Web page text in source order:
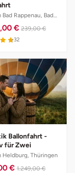
Rappenau, Baden-Württemberg
€ 239,00 €
32
Ballonfahrt -
für Zwei
Heldburg, Thüringen
€ 1.249,00 €